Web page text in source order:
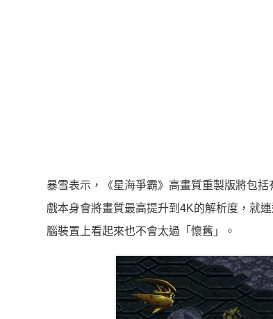
暴雪表示，《星海爭霸》高畫質重製版將包
戲本身會將畫質最高提升到4K的解析度，就
腦裝置上看起來也不會太過「懷舊」。